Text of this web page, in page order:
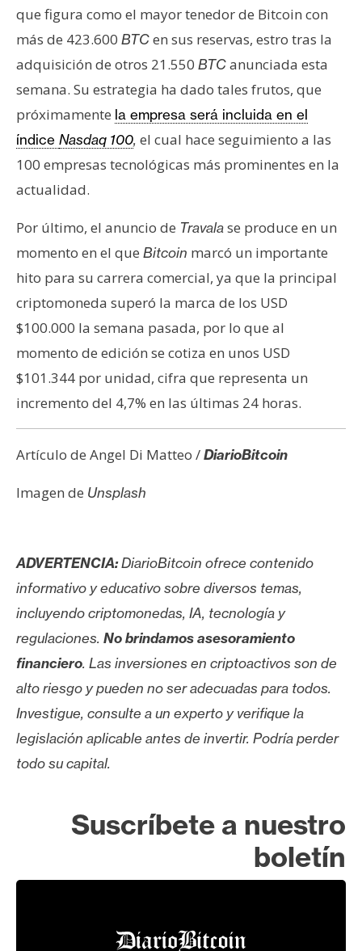
que figura como el mayor tenedor de Bitcoin con
más de 423.600 BTCen sus reservas, estro tras la
adquisición de otros 21.550 BTCanunciada esta
semana. Su estrategia ha dado tales frutos, que
próximamente la empresa será incluida en el
índice Nasdaq 100, el cual hace seguimiento a las
100 empresas tecnológicas más prominentes en la
actualidad.
Por último, el anuncio de Travalase produce en un
momento en el que Bitcoin marcó un importante
hito para su carrera comercial, ya que la principal
criptomoneda superó la marca de los USD
$100.000 la semana pasada, por lo que al
momento de edición se cotiza en unos USD
$101.344 por unidad, cifra que representa un
incremento del 4,7% en las últimas 24 horas.
Artículo de Angel Di Matteo /DiarioBitcoin
Imagen de Unsplash
ADVERTENCIA:DiarioBitcoin ofrece contenido
informativo y educativo sobre diversos temas,
incluyendo criptomonedas, IA, tecnología y
regulaciones. No brindamos asesoramiento
financiero. Las inversiones en criptoactivos son de
alto riesgo y pueden no ser adecuadas para todos.
Investigue, consulte a un experto y verifique la
legislación aplicable antes de invertir. Podría perder
todo su capital.
Suscríbete a nuestro
boletín